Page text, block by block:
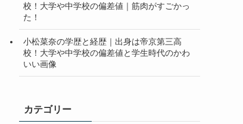
校！大学や中学校の偏差値｜筋肉がすごかっ
た！
小松菜奈の学歴と経歴｜出身は帝京第三高
校！大学や中学校の偏差値と学生時代のかわ
いい画像
カテゴリー